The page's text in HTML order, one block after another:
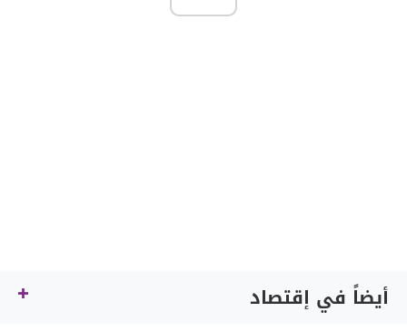
أيضاً في إقتصاد